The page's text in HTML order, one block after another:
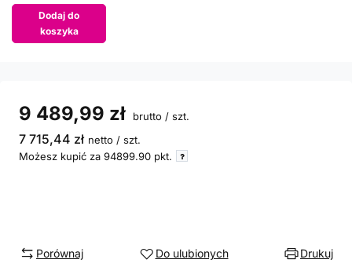
Dodaj do
koszyka
9 489,99 zł brutto / szt.
7 715,44 zł netto / szt.
Możesz kupić za 94899.90 pkt.
Porównaj Do ulubionych Drukuj